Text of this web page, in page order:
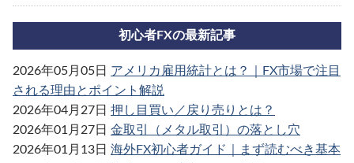
初心者FXの最新記事
2026年05月05日 アメリカ雇用統計とは？｜FX市場で注目
される理由とポイント解説
2026年04月27日 押し目買い／戻り売りとは？
2026年01月27日 金取引（メタル取引）の落とし穴
2026年01月13日 海外FX初心者ガイド｜まず読むべき基本